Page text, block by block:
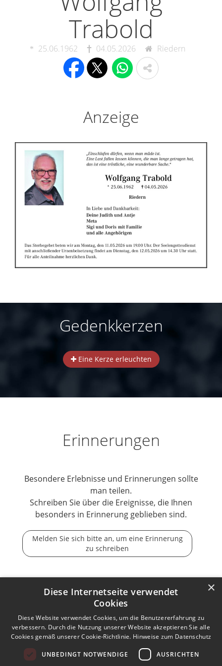
Trabold
25.06.1962 04.05.2026 Riedern
Anzeige
Gedenkkerzen
Eine Kerze erleuchten
Erinnerungen
Besondere Erlebnisse und Erinnerungen sollte
man teilen.
Schreiben Sie über die Ereignisse, die Ihnen
besonders in Erinnerung geblieben sind.
Melden Sie sich bitte an, um eine Erinnerung
zu schreiben
Der Tod ist nicht das Ende, nicht die Vergänglichkeit,
Kontakt zum Autor aufnehmen Missbrauch melden
×
Diese Internetseite verwendet
Cookies
Diese Website verwendet Cookies, um die Benutzererfahrung zu
verbessern. Durch die Nutzung unserer Website akzeptieren Sie alle
Cookies gemäß unserer Cookie-Richtlinie. Hinweise zum Datenschutz
UNBEDINGT NOTWENDIGE AUSRICHTEN